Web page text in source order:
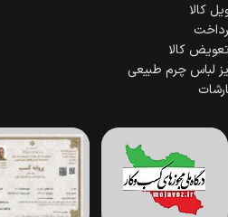
کالا
کالا
لباس چرم طبیعی